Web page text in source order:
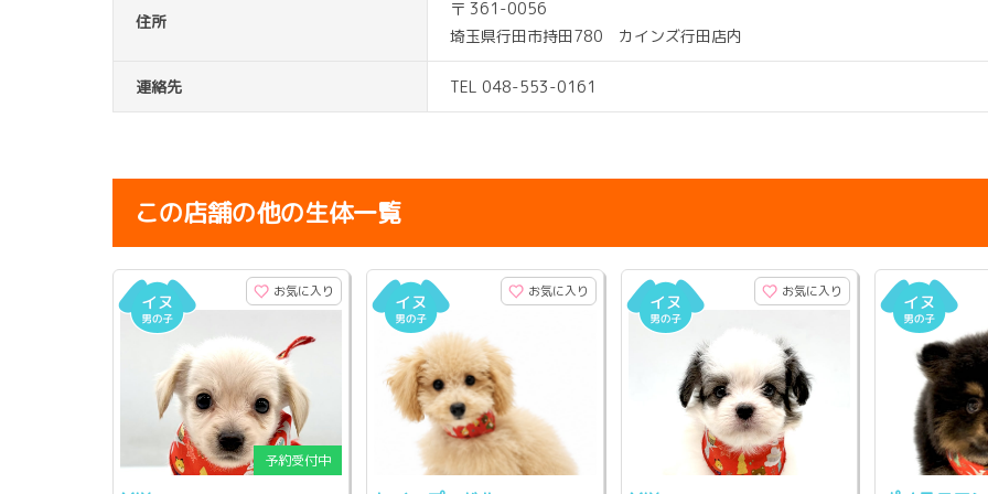
住所
〒 361-0056
埼玉県行田市持田780 カインズ行田店内
連絡先 TEL 048-553-0161
この店舗の他の生体一覧
お気に入り お気に入り お気に入り